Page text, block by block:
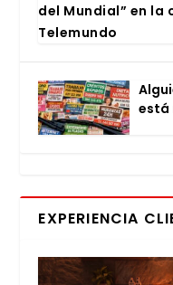
del Mun­dial” en
Tele­mun­do
está
EXPERIENCIA